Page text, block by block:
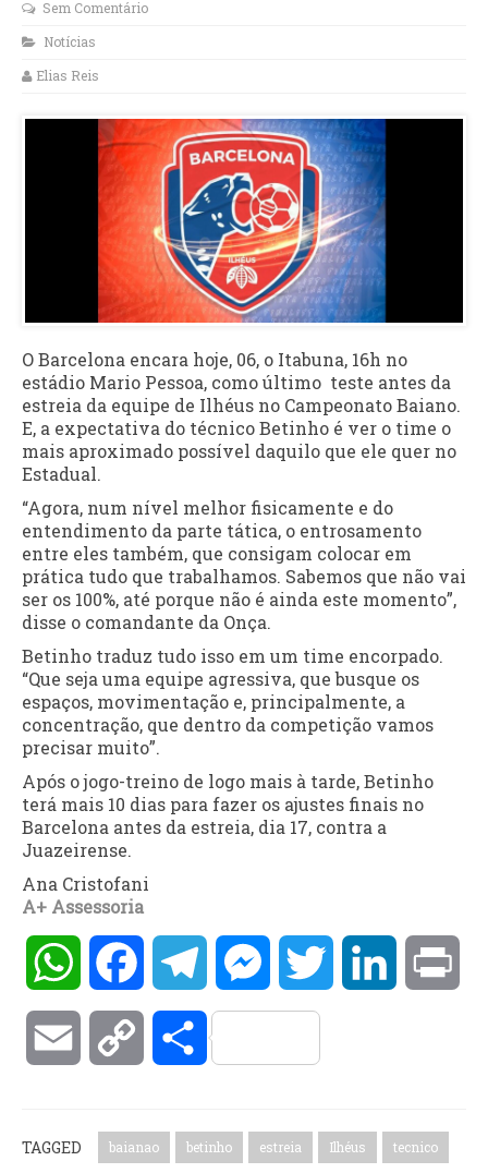
Sem Comentário
Notícias
Elias Reis
O Barcelona encara hoje, 06, o Itabuna, 16h no
estádio Mario Pessoa, como último teste antes da
estreia da equipe de Ilhéus no Campeonato Baiano.
E, a expectativa do técnico Betinho é ver o time o
mais aproximado possível daquilo que ele quer no
Estadual.
“Agora, num nível melhor fisicamente e do
entendimento da parte tática, o entrosamento
entre eles também, que consigam colocar em
prática tudo que trabalhamos. Sabemos que não vai
ser os 100%, até porque não é ainda este momento”,
disse o comandante da Onça.
Betinho traduz tudo isso em um time encorpado.
“Que seja uma equipe agressiva, que busque os
espaços, movimentação e, principalmente, a
concentração, que dentro da competição vamos
precisar muito”.
Após o jogo-treino de logo mais à tarde, Betinho
terá mais 10 dias para fazer os ajustes finais no
Barcelona antes da estreia, dia 17, contra a
Juazeirense.
Ana Cristofani
A+ Assessoria
WhatsAppFacebookTelegramMessengerTwitter LinkedIn
Email Copy Compartilhar
TAGGED baianao betinho estreia Ilhéus tecnico